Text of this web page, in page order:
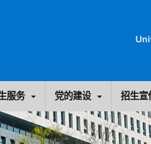
服务 党的建设 招生宣